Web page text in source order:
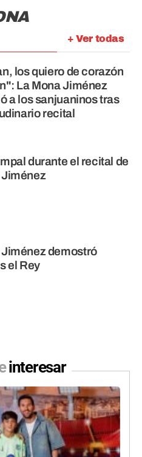
+ Ver todas
los quiero de corazón
La Mona Jiménez
a los sanjuaninos tras
recital
durante el recital de
Jiménez
Jiménez demostró
el Rey
interesar